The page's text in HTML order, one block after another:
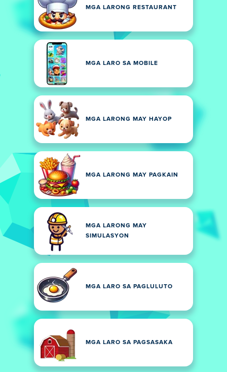
MGA LARONG RESTAURANT
MGA LARO SA MOBILE
MGA LARONG MAY HAYOP
MGA LARONG MAY PAGKAIN
MGA LARONG MAY
SIMULASYON
MGA LARO SA PAGLULUTO
MGA LARO SA PAGSASAKA